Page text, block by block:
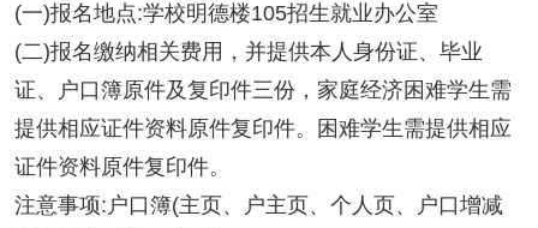
(一)报名地点:学校明德楼105招生就业办公室
(二)报名缴纳相关费用，并提供本人身份证、毕业
证、户口簿原件及复印件三份，家庭经济困难学生需
提供相应证件资料原件复印件。困难学生需提供相应
证件资料原件复印件。
注意事项:户口簿(主页、户主页、个人页、户口增减